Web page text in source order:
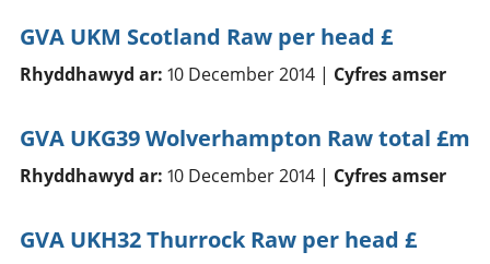
GVA UKM Scotland Raw per head £
Rhyddhawyd ar: 10 December 2014 | Cyfres amser
GVA UKG39 Wolverhampton Raw total £m
Rhyddhawyd ar: 10 December 2014 | Cyfres amser
GVA UKH32 Thurrock Raw per head £